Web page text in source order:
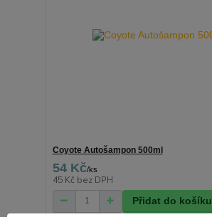
Coyote Autošampon 500ml
54 Kč/ks
45 Kč bez DPH
Přidat do košíku